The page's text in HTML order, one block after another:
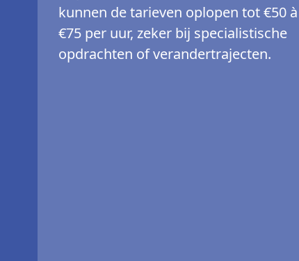
kunnen de tarieven oplopen tot €50 à
€75 per uur, zeker bij specialistische
opdrachten of verandertrajecten.